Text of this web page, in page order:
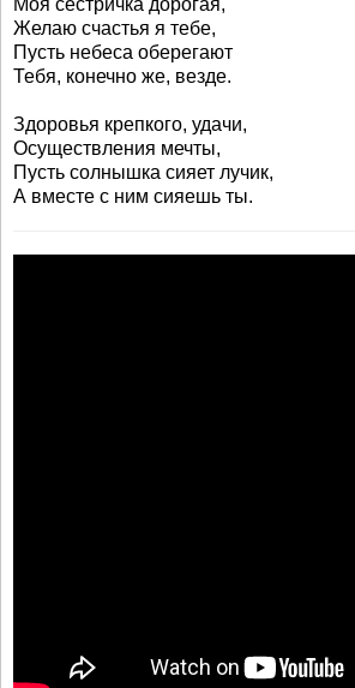
Моя сестричка дорогая,
Желаю счастья я тебе,
Пусть небеса оберегают
Тебя, конечно же, везде.
Здоровья крепкого, удачи,
Осуществления мечты,
Пусть солнышка сияет лучик,
А вместе с ним сияешь ты.